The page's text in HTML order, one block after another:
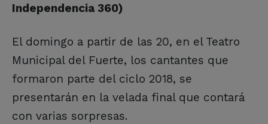
Independencia 360)
El domingo a partir de las 20, en el Teatro
Municipal del Fuerte, los cantantes que
formaron parte del ciclo 2018, se
presentarán en la velada final que contará
con varias sorpresas.